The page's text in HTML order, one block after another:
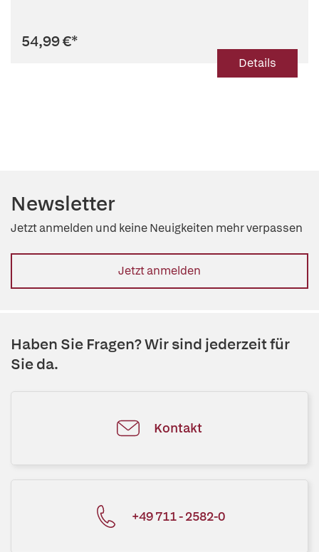
54,99 €*
Details
Newsletter
Jetzt anmelden und keine Neuigkeiten mehr verpassen
Jetzt anmelden
Haben Sie Fragen? Wir sind jederzeit für
Sie da.
Kontakt
+49 711 - 2582-0